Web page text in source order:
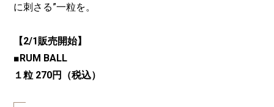
に刺さる”一粒を。
【2/1販売開始】
■RUM BALL
１粒 270円（税込）